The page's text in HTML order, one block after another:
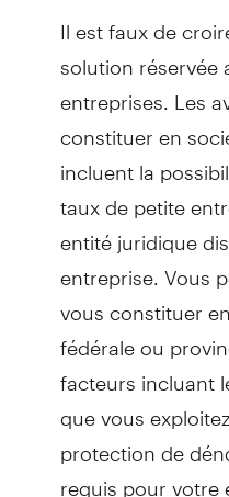
Il est faux de
solution réservée
entreprises. Les
constituer en
incluent la
taux de petite
entité juridique
entreprise. Vous
vous constituer
fédérale ou
facteurs incluant
que vous
protection de
requis pour votre